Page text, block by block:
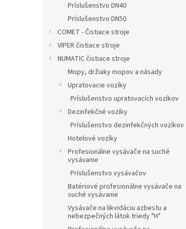
Príslušenstvo DN40
Príslušenstvo DN50
COMET - Čistiace stroje
VIPER čistiace stroje
NUMATIC čistiace stroje
Mopy, držiaky mopov a násady
Upratovacie vozíky
Príslušenstvo upratovacích vozíkov
Dezinfekčné vozíky
Príslušenstvo dezinfekčných vozíkov
Hotelové vozíky
Profesionálne vysávače na suché
vysávanie
Príslušenstvo vysávačov
Batériové profesionálne vysávače na
suché vysávanie
Vysávače na likvidáciu azbestu a
nebezpečných látok triedy "H"